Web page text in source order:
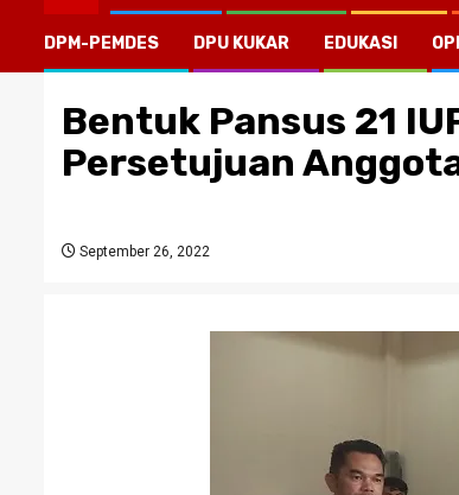
DPM-PEMDES DPU KUKAR EDUKASI
Bentuk Pansus 21
Persetujuan
September 26, 2022